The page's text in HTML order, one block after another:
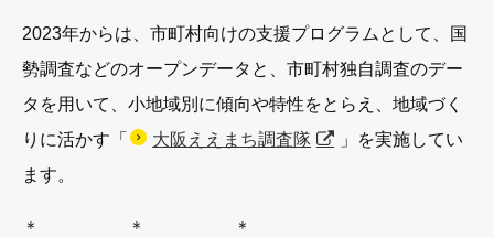
2023年からは、市町村向けの支援プログラムとして、国
勢調査などのオープンデータと、市町村独自調査のデー
タを用いて、小地域別に傾向や特性をとらえ、地域づく
りに活かす「
大阪ええまち調査隊
」を実施してい
ます。
＊ ＊ ＊